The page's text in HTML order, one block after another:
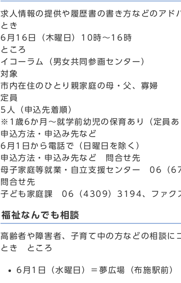
求人情報の提供や履歴書の書き方などのアド
とき
6月16日（木曜日）10時～16時
ところ
イコーラム（男女共同参画センター）
対象
市内在住のひとり親家庭の母・父、寡婦
定員
5人（申込先着順）
※1歳6か月～就学前幼児の保育あり（定員
申込方法・申込み先など
6月1日から電話で（日曜日を除く）
申込方法・申込み先など 問合せ先
母子家庭等就業・自立支援センター 06
問合せ先
子ども家庭課 06（4309）3194、ファ
福祉なんでも相談
高齢者や障害者、子育て中の方などの相談に
とき ところ
6月1日（水曜日）＝夢広場（布施駅前）